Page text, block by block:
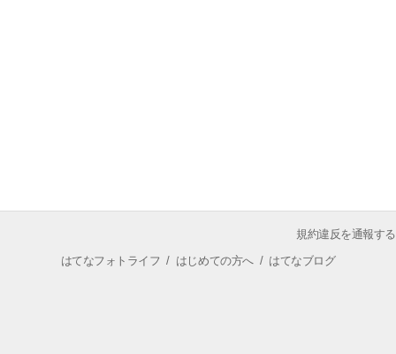
規約違反を通報する
はてなフォトライフ / はじめての方へ/ はてなブログ